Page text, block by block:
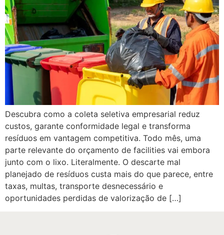
Descubra como a coleta seletiva empresarial reduz
custos, garante conformidade legal e transforma
resíduos em vantagem competitiva. Todo mês, uma
parte relevante do orçamento de facilities vai embora
junto com o lixo. Literalmente. O descarte mal
planejado de resíduos custa mais do que parece, entre
taxas, multas, transporte desnecessário e
oportunidades perdidas de valorização de […]